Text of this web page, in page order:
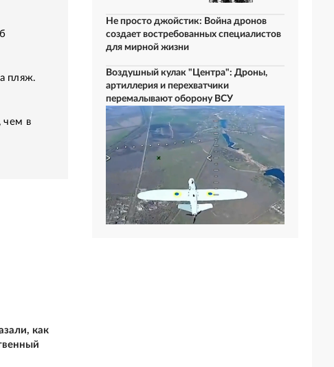
пляж.
чем в
как
Не просто джойстик: Война дронов
создает востребованных специалистов
для мирной жизни
Воздушный кулак "Центра": Дроны,
артиллерия и перехватчики
перемалывают оборону ВСУ